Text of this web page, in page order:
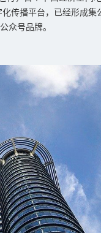
传播平台，已经形成
众号品牌。